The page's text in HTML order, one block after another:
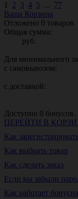
1 2 3 4 5 ... 77
Ваша Корзина
Отложено 0 товаров
Общая сумма:
руб.
Для минимального
с самовывозом:
с доставкой:
Доступно 0 бонусов.
ПЕРЕЙТИ В
Как
Как выбрать товар
Как сделать заказ
Если вы забыли
Как работает